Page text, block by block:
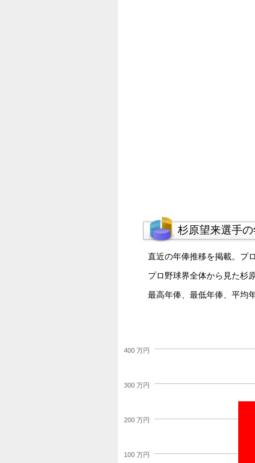
杉原望来選手
直近の年俸推移を掲載。プ
プロ野球界全体から見た杉
最高年俸、最低年俸、平均
100 万円
200 万円
300 万円
400 万円